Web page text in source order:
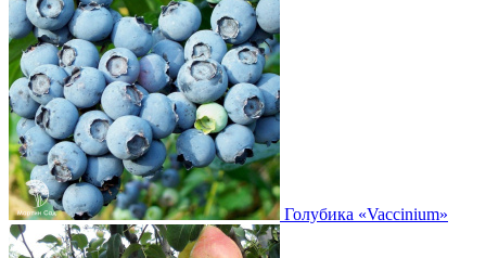
Голубика «Vaccinium»